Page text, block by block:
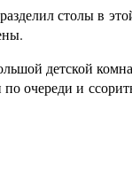
столы в
детской
очереди и